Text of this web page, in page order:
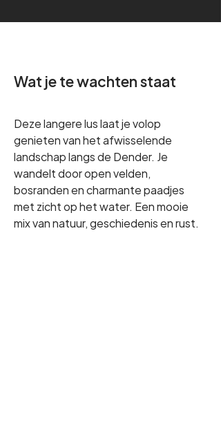
Wat je te wachten staat
Deze langere lus laat je volop
genieten van het afwisselende
landschap langs de Dender. Je
wandelt door open velden,
bosranden en charmante paadjes
met zicht op het water. Een mooie
mix van natuur, geschiedenis en rust.